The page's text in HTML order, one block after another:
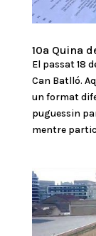
10a Quina
El passat 18
Can Batlló.
un format
puguessin
mentre